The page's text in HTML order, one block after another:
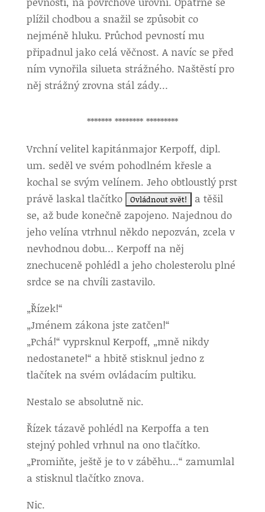
plížil chodbou a snažil se způsobit co
nejméně hluku. Průchod pevností mu
připadnul jako celá věčnost. A navíc se před
ním vynořila silueta strážného. Naštěstí pro
něj strážný zrovna stál zády…
******* ******** *********
Vrchní velitel kapitánmajor Kerpoff, dipl.
um. seděl ve svém pohodlném křesle a
kochal se svým velínem. Jeho obtloustlý prst
právě laskal tlačítko
a těšil
se, až bude konečně zapojeno. Najednou do
jeho velína vtrhnul někdo nepozván, zcela v
nevhodnou dobu… Kerpoff na něj
znechuceně pohlédl a jeho cholesterolu plné
srdce se na chvíli zastavilo.
„Řízek!“
„Jménem zákona jste zatčen!“
„Pchá!“ vyprsknul Kerpoff, „mně nikdy
nedostanete!“ a hbitě stisknul jedno z
tlačítek na svém ovládacím pultiku.
Nestalo se absolutně nic.
Řízek tázavě pohlédl na Kerpoffa a ten
stejný pohled vrhnul na ono tlačítko.
„Promiňte, ještě je to v záběhu…“ zamumlal
a stisknul tlačítko znova.
Nic.